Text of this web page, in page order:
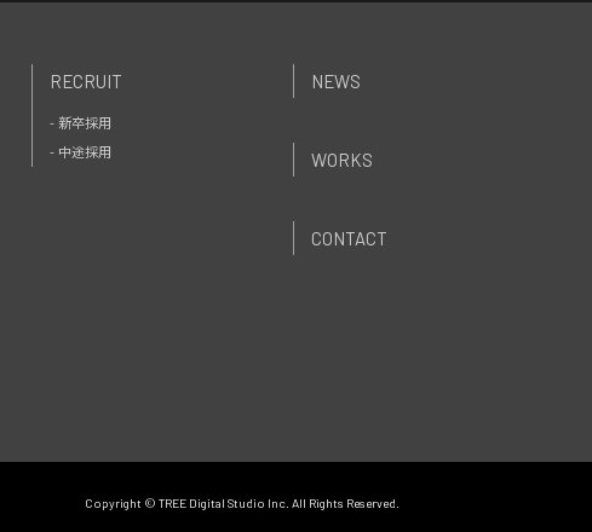
RECRUIT
- 新卒採用
- 中途採用
NEWS
WORKS
CONTACT
Copyright © TREE Digital Studio Inc. All Rights Reserved.